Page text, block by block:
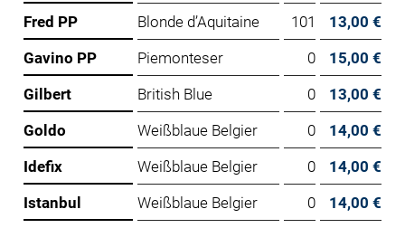
Fred PP
Blonde d’Aquitaine 101
13,00 €
Gavino PP
Piemonteser 0
15,00 €
Gilbert
British Blue 0
13,00 €
Goldo
Weißblaue Belgier 0
14,00 €
Idefix
Weißblaue Belgier 0
14,00 €
Istanbul
Weißblaue Belgier 0
14,00 €